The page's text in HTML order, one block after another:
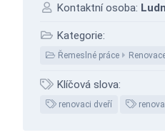
Kontaktní osoba:
Kategorie:
Řemeslné práce
Klíčová slova:
renovaci dveří